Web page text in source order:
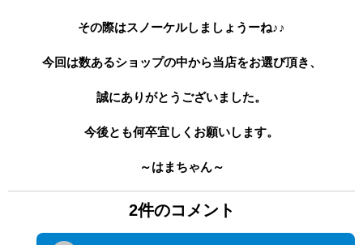
その際はスノーケルしましょうーね♪♪
今回は数あるショップの中から当店をお選び頂き、
誠にありがとうございました。
今後とも何卒宜しくお願いします。
～はまちゃん～
2件のコメント